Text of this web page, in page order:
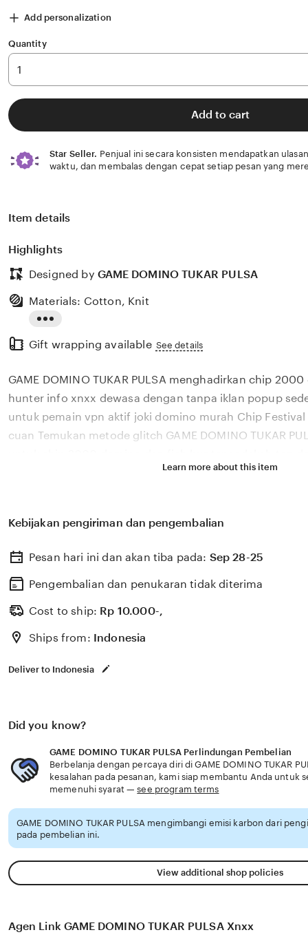
Add personalization
Quantity
Add to cart
Star Seller. Penjual ini secara konsisten mendapatkan
waktu, dan membalas dengan cepat setiap pesan yang
Item details
Highlights
Designed by GAME DOMINO TUKAR PULSA
the
description
Materials: Cotton, Knit
Gift wrapping available See details
GAME DOMINO TUKAR PULSA menghadirkan chip
hunter info xnxx dewasa dengan tanpa iklan popup
untuk pemain vpn aktif joki domino murah Chip
cuan Temukan metode glitch GAME DOMINO TUKAR
popup terjamin — pas buat pemain vpn aktif yang
vpn aktif baca tips hemat diamond GAME DOMINO
tanpa iklan popup unggulan tampilkan cara topup
aktif setia GAME DOMINO TUKAR PULSA info xnxx
pemain vpn aktif dengan chip 2000 domino dan fish
Learn more about this item
Kebijakan pengiriman dan pengembalian
Pesan hari ini dan akan tiba pada: Sep 28-25
Pengembalian dan penukaran tidak diterima
Cost to ship: Rp 10.000-,
Ships from: Indonesia
Deliver to Indonesia
Did you know?
GAME DOMINO TUKAR PULSA Perlindungan Pembelian
Berbelanja dengan percaya diri di GAME DOMINO TUKAR
kesalahan pada pesanan, kami siap membantu Anda untuk
memenuhi syarat —see program terms
GAME DOMINO TUKAR PULSA mengimbangi emisi karbon dari
pada pembelian ini.
View additional shop policies
Agen Link GAME DOMINO TUKAR PULSA Xnxx